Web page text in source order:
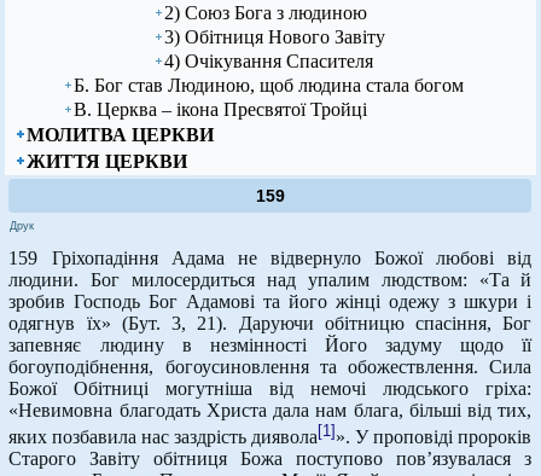
2) Союз Бога з людиною
3) Обітниця Нового Завіту
4) Очікування Спасителя
Б. Бог став Людиною, щоб людина стала богом
В. Церква – ікона Пресвятої Тройці
МОЛИТВА ЦЕРКВИ
ЖИТТЯ ЦЕРКВИ
159
Друк
159 Гріхопадіння Адама не відвернуло Божої любові від
людини. Бог милосердиться над упалим людством: «Та й
зробив Господь Бог Адамові та його жінці одежу з шкури і
одягнув їх» (Бут. 3, 21). Даруючи обітницю спасіння, Бог
запевняє людину в незмінності Його задуму щодо її
богоуподібнення, богоусиновлення та обожествлення. Сила
Божої Обітниці могутніша від немочі людського гріха:
«Невимовна благодать Христа дала нам блага, більші від тих,
яких позбавила нас заздрість диявола [1] ». У проповіді пророків
Старого Завіту обітниця Божа поступово пов’язувалася з